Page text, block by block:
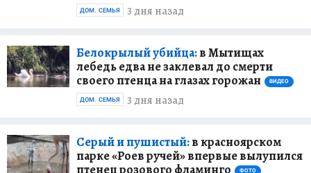
3 дня назад
ДОМ. СЕМЬЯ
Белокрылый убийца:в Мытищах
лебедь едва не заклевал до смерти
своего птенца на глазах горожан
ВИДЕО
3 дня назад
ДОМ. СЕМЬЯ
Серый и пушистый:в красноярском
парке «Роев ручей» впервые вылупился
птенец розового фламинго
ФОТО